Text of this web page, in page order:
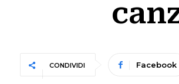
CONDIVIDI Facebook